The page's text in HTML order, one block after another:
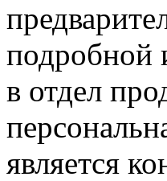
подробной
в отдел
является